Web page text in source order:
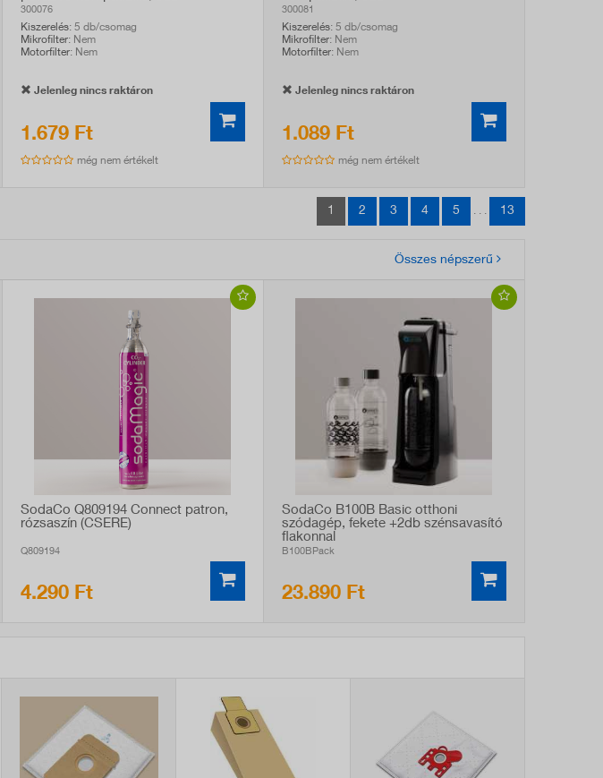
300076
Kiszerelés: 5 db/csomag
Mikrofilter: Nem
Motorfilter: Nem
Jelenleg nincs raktáron
1.679 Ft
még nem értékelt
300081
Kiszerelés: 5 db/csomag
Mikrofilter: Nem
Motorfilter: Nem
Jelenleg nincs raktáron
1.089 Ft
még nem értékelt
1 2 3 4 5 . . . 13
Összes népszerű
SodaCo Q809194 Connect patron,
rózsaszín (CSERE)
Q809194
4.290 Ft
SodaCo B100B Basic otthoni
szódagép, fekete +2db szénsavasító
flakonnal
B100BPack
23.890 Ft